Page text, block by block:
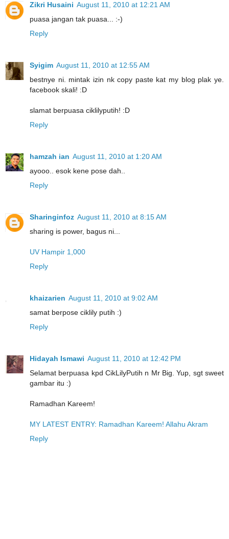
Zikri Husaini August 11, 2010 at 12:21 AM
puasa jangan tak puasa... :-)
Reply
Syigim August 11, 2010 at 12:55 AM
bestnye ni. mintak izin nk copy paste kat my blog plak ye.
facebook skali! :D
slamat berpuasa ciklilyputih! :D
Reply
hamzah ian August 11, 2010 at 1:20 AM
ayooo.. esok kene pose dah..
Reply
Sharinginfoz August 11, 2010 at 8:15 AM
sharing is power, bagus ni...
UV Hampir 1,000
Reply
khaizarien August 11, 2010 at 9:02 AM
samat berpose ciklily putih :)
Reply
Hidayah Ismawi August 11, 2010 at 12:42 PM
Selamat berpuasa kpd CikLilyPutih n Mr Big. Yup, sgt sweet
gambar itu :)
Ramadhan Kareem!
MY LATEST ENTRY: Ramadhan Kareem! Allahu Akram
Reply